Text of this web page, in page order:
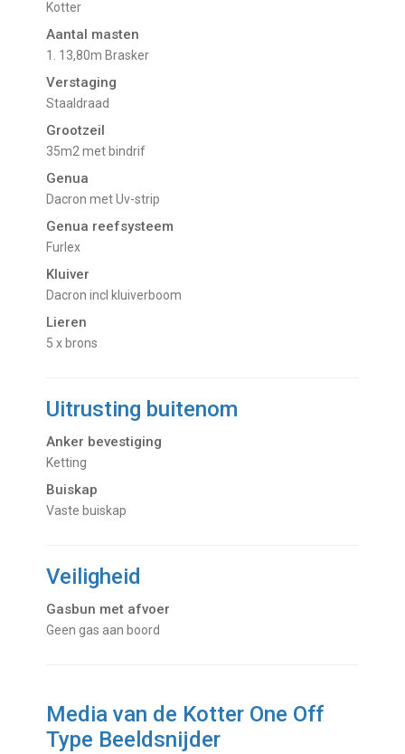
Kotter
Aantal masten
1. 13,80m Brasker
Verstaging
Staaldraad
Grootzeil
35m2 met bindrif
Genua
Dacron met Uv-strip
Genua reefsysteem
Furlex
Kluiver
Dacron incl kluiverboom
Lieren
5 x brons
Uitrusting buitenom
Anker bevestiging
Ketting
Buiskap
Vaste buiskap
Veiligheid
Gasbun met afvoer
Geen gas aan boord
Media van de Kotter One Off
Type Beeldsnijder